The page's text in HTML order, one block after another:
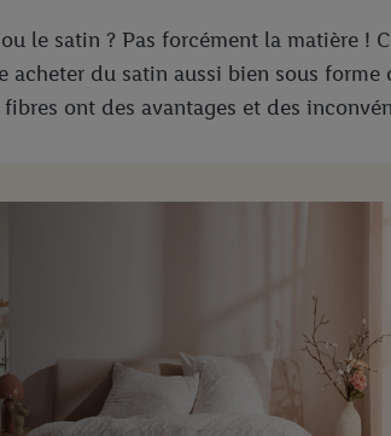
le satin ? Pas forcément la matière !
du satin aussi bien sous
ont des avantages et des